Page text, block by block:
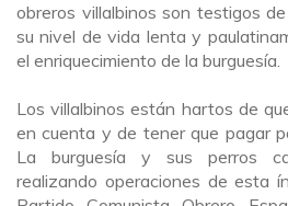
obreros villalbinosson testigos de
su nivel de vida lenta y
el enriquecimiento de la burguesía.
Losvillalbinos están hartos de
en cuenta y de tener que pagar
La burguesía y sus perros
realizando operaciones de esta